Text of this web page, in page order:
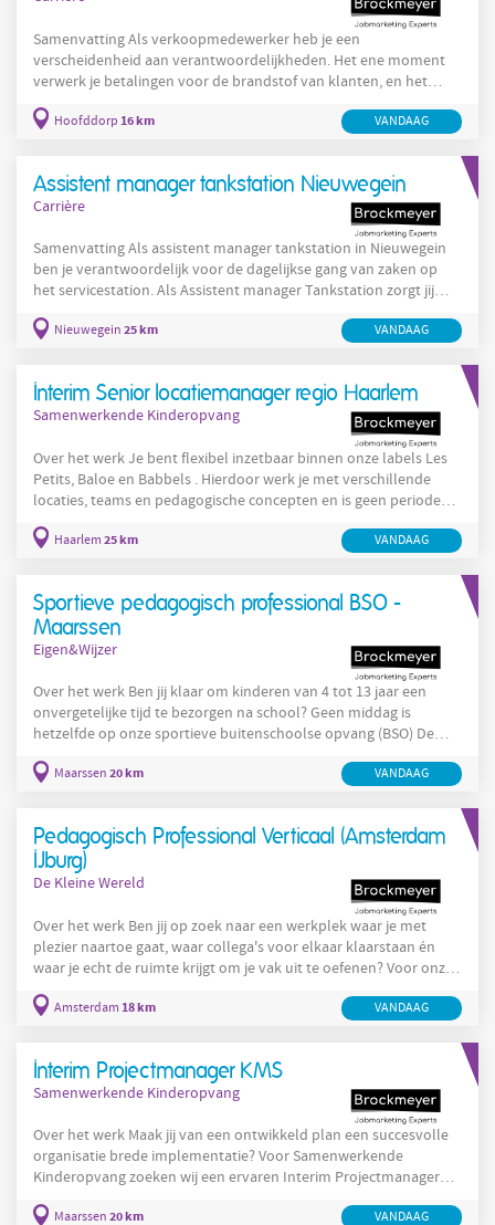
Samenvatting Als verkoopmedewerker heb je een
verscheidenheid aan verantwoordelijkheden. Het ene moment
verwerk je betalingen voor de brandstof van klanten, en het
verfrissende frisdranken, snacks of heerlijk bereide sandwiches.
het bieden van uitzonderlijke gastvrijheid. Je doel is ervoor te
zorgen dat elke
Hoofddorp 16 km VANDAAG
Assistent manager tankstation Nieuwegein
Carrière
Samenvatting Als assistent manager tankstation in Nieuwegein
ben je verantwoordelijk voor de dagelijkse gang van zaken op
het servicestation. Als Assistent manager Tankstation zorgt jij
gegarandeerd wordt. In deze functie heb je een leidinggevende
gezamenlijke doelen behaald worden. Goed werk! Over de
Nieuwegein 25 km VANDAAG
Interim Senior locatiemanager regio Haarlem
Samenwerkende Kinderopvang
Over het werk Je bent flexibel inzetbaar binnen onze labels Les
Petits, Baloe en Babbels . Hierdoor werk je met verschillende
locaties, teams en pedagogische concepten en is geen periode
deze op dat moment het meest van waarde is. Je neemt tijdelijk
coach je junior locatiemanagers en
Haarlem 25 km VANDAAG
Sportieve pedagogisch professional BSO -
Maarssen
Eigen&Wijzer
Over het werk Ben jij klaar om kinderen van 4 tot 13 jaar een
onvergetelijke tijd te bezorgen na school? Geen middag is
hetzelfde op onze sportieve buitenschoolse opvang (BSO) De
de kinderen voor actieve, gezellige en leerzame middagen. Na
potje trefbal of begeleiden we een creatieve activiteit. Met onze
Maarssen 20 km VANDAAG
Pedagogisch Professional Verticaal (Amsterdam
IJburg)
De Kleine Wereld
Over het werk Ben jij op zoek naar een werkplek waar je met
plezier naartoe gaat, waar collega's voor elkaar klaarstaan én
waar je echt de ruimte krijgt om je vak uit te oefenen? Voor onze
enthousiaste pedagogisch professional/pedagogisch
moderne en kindvriendelijke IJburg, omringd door water,
Amsterdam 18 km VANDAAG
Interim Projectmanager KMS
Samenwerkende Kinderopvang
Over het werk Maak jij van een ontwikkeld plan een succesvolle
organisatie brede implementatie? Voor Samenwerkende
Kinderopvang zoeken wij een ervaren Interim Projectmanager
nieuwe Kwaliteitsmanagementsysteem (KMS). De basis van het
Maarssen 20 km VANDAAG